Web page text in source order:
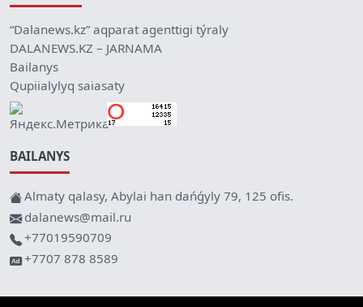
“Dalanews.kz” aqparat agenttigi týraly
DALANEWS.KZ – JARNAMA
Bailanys
Qupiialylyq saiasaty
BAILANYS
Almaty qalasy, Abylai han dańǵyly 79, 125 ofis.
dalanews@mail.ru
+77019590709
+7707 878 8589